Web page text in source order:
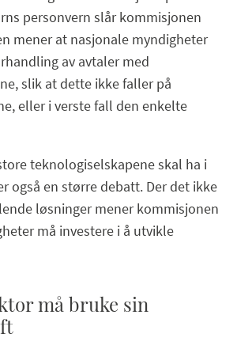
personvern slår kommisjonen
mener at nasjonale myndigheter
av avtaler med
slik at dette ikke faller på
eller i verste fall den enkelte
teknologiselskapene skal ha i
også en større debatt. Der det ikke
løsninger mener kommisjonen
må investere i å utvikle
må bruke sin